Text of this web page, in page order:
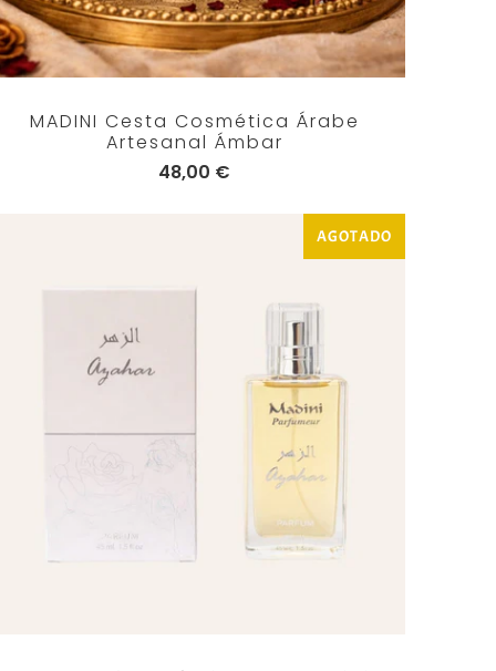
MADINI Cesta Cosmética Árabe
Artesanal Ámbar
48,00 €
AGOTADO